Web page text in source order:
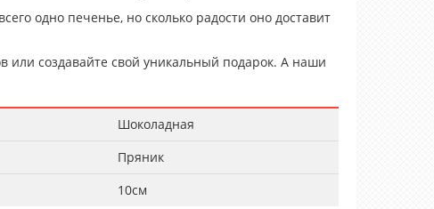
одно печенье, но сколько радости оно доставит
или создавайте свой уникальный подарок. А наши
Шоколадная
Пряник
10см